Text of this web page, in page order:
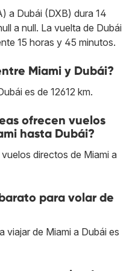
a Dubái (DXB) dura 14
a null. La vuelta de Dubái
15 horas y 45 minutos.
Miami y Dubái?
es de 12612 km.
ofrecen vuelos
hasta Dubái?
directos de Miami a
para volar de
viajar de Miami a Dubái es